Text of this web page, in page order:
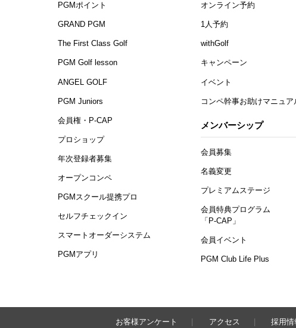
PGMポイント
GRAND PGM
The First Class Golf
PGM Golf lesson
ANGEL GOLF
PGM Juniors
会員権・P-CAP
プロショップ
年次登録者募集
オープンコンペ
PGMスクール提携プロ
セルフチェックイン
スマートオーダーシステム
PGMアプリ
オンライン予約
1人予約
withGolf
キャンペーン
イベント
コンペ幹事お助けマニュア
メンバーシップ
会員募集
名義変更
プレミアムステージ
会員特典プログラム
「P-CAP」
会員イベント
PGM Club Life Plus
お客様アンケート アクセス 採用情